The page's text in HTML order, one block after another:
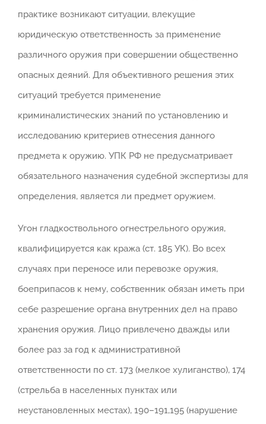
практике возникают ситуации, влекущие
юридическую ответственность за применение
различного оружия при совершении общественно
опасных деяний. Для объективного решения этих
ситуаций требуется применение
криминалистических знаний по установлению и
исследованию критериев отнесения данного
предмета к оружию. УПК РФ не предусматривает
обязательного назначения судебной экспертизы для
определения, является ли предмет оружием.
Угон гладкоствольного огнестрельного оружия,
квалифицируется как кража (ст. 185 УК). Во всех
случаях при переносе или перевозке оружия,
боеприпасов к нему, собственник обязан иметь при
себе разрешение органа внутренних дел на право
хранения оружия. Лицо привлечено дважды или
более раз за год к административной
ответственности по ст. 173 (мелкое хулиганство), 174
(стрельба в населенных пунктах или
неустановленных местах), 190–191,195 (нарушение